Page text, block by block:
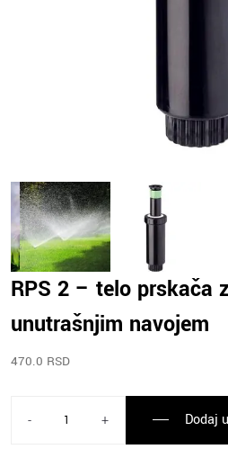
RPS 2 – telo prskača
unutrašnjim navojem
470.0 RSD
- + Dodaj